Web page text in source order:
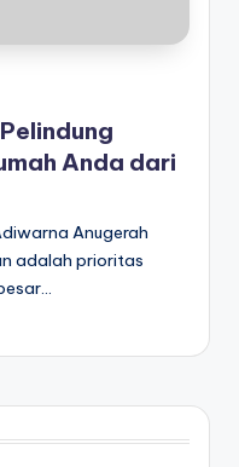
Anda dari
Anugerah
adalah prioritas